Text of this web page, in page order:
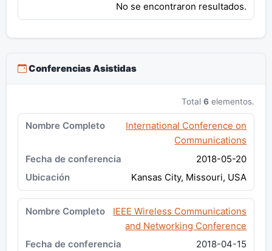
No se encontraron resultados.
Conferencias Asistidas
Total6 elementos.
International Conference on
Communications
2018-05-20
Kansas City, Missouri, USA
IEEE Wireless Communications
and Networking Conference
2018-04-15